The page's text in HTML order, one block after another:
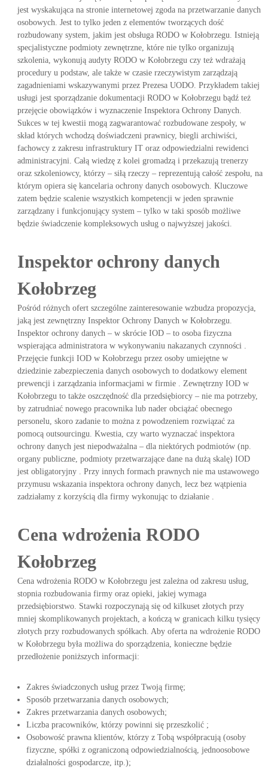
jest wyskakująca na stronie internetowej zgoda na przetwarzanie danych
osobowych. Jest to tylko jeden z elementów tworzących dość
rozbudowany system, jakim jest obsługa RODO w Kołobrzegu. Istnieją
specjalistyczne podmioty zewnętrzne, które nie tylko organizują
szkolenia, wykonują audyty RODO w Kołobrzegu czy też wdrażają
procedury u podstaw, ale także w czasie rzeczywistym zarządzają
zagadnieniami wskazywanymi przez Prezesa UODO. Przykładem takiej
usługi jest sporządzanie dokumentacji RODO w Kołobrzegu bądź też
przejęcie obowiązków i wyznaczenie Inspektora Ochrony Danych.
Sukces w tej kwestii mogą zagwarantować rozbudowane zespoły, w
skład których wchodzą doświadczeni prawnicy, biegli archiwiści,
fachowcy z zakresu infrastruktury IT oraz odpowiedzialni rewidenci
administracyjni. Całą wiedzę z kolei gromadzą i przekazują trenerzy
oraz szkoleniowcy, którzy – siłą rzeczy – reprezentują całość zespołu, na
którym opiera się kancelaria ochrony danych osobowych. Kluczowe
zatem będzie scalenie wszystkich kompetencji w jeden sprawnie
zarządzany i funkcjonujący system – tylko w taki sposób możliwe
będzie świadczenie kompleksowych usług o najwyższej jakości.
Inspektor ochrony danych
Kołobrzeg
Pośród różnych ofert szczególne zainteresowanie wzbudza propozycja,
jaką jest zewnętrzny Inspektor Ochrony Danych w Kołobrzegu.
Inspektor ochrony danych – w skrócie IOD – to osoba fizyczna
wspierająca administratora w wykonywaniu nakazanych czynności .
Przejęcie funkcji IOD w Kołobrzegu przez osoby umiejętne w
dziedzinie zabezpieczenia danych osobowych to dodatkowy element
prewencji i zarządzania informacjami w firmie . Zewnętrzny IOD w
Kołobrzegu to także oszczędność dla przedsiębiorcy – nie ma potrzeby,
by zatrudniać nowego pracownika lub nader obciążać obecnego
personelu, skoro zadanie to można z powodzeniem rozwiązać za
pomocą outsourcingu. Kwestia, czy warto wyznaczać inspektora
ochrony danych jest niepodważalna – dla niektórych podmiotów (np.
organy publiczne, podmioty przetwarzające dane na dużą skalę) IOD
jest obligatoryjny . Przy innych formach prawnych nie ma ustawowego
przymusu wskazania inspektora ochrony danych, lecz bez wątpienia
zadziałamy z korzyścią dla firmy wykonując to działanie .
Cena wdrożenia RODO
Kołobrzeg
Cena wdrożenia RODO w Kołobrzegu jest zależna od zakresu usług,
stopnia rozbudowania firmy oraz opieki, jakiej wymaga
przedsiębiorstwo. Stawki rozpoczynają się od kilkuset złotych przy
mniej skomplikowanych projektach, a kończą w granicach kilku tysięcy
złotych przy rozbudowanych spółkach. Aby oferta na wdrożenie RODO
w Kołobrzegu była możliwa do sporządzenia, konieczne będzie
przedłożenie poniższych informacji:
Zakres świadczonych usług przez Twoją firmę;
Sposób przetwarzania danych osobowych;
Zakres przetwarzania danych osobowych;
Liczba pracowników, którzy powinni się przeszkolić ;
Osobowość prawna klientów, którzy z Tobą współpracują (osoby
fizyczne, spółki z ograniczoną odpowiedzialnością, jednoosobowe
działalności gospodarcze, itp.);